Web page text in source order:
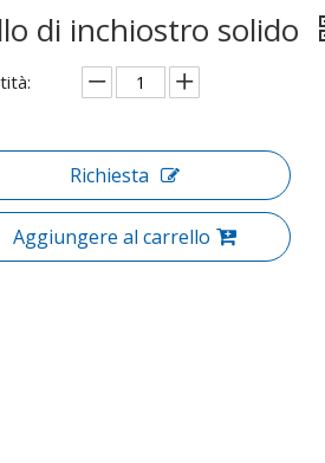
di inchiostro solido
Richiesta
Aggiungere al carrello